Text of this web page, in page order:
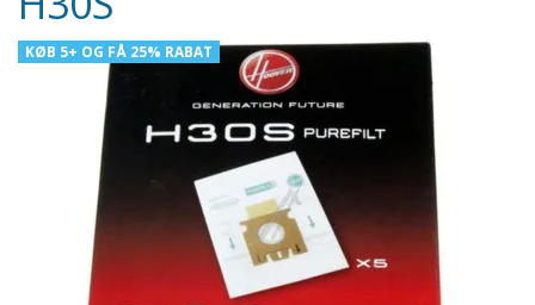
KØB 5+ OG FÅ 25% RABAT